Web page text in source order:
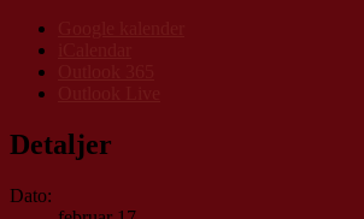
Detaljer
Dato: